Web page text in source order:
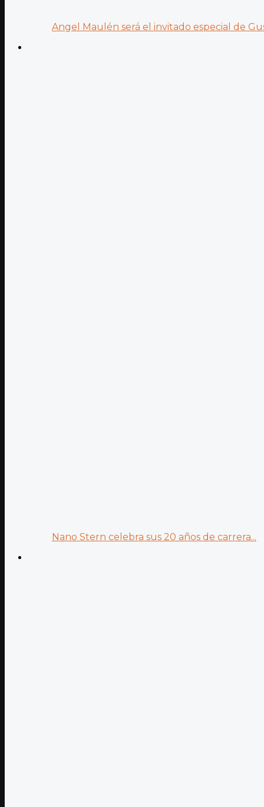
Angel Maulén será el invitado especial de
Nano Stern celebra sus 20 años de carrera...